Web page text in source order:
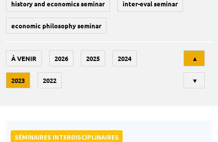
history and economics seminar inter-eval seminar
economic philosophy seminar
À VENIR 2026 2025 2024
2023 2022
▲
▼
SÉMINAIRES INTERDISCIPLINAIRES